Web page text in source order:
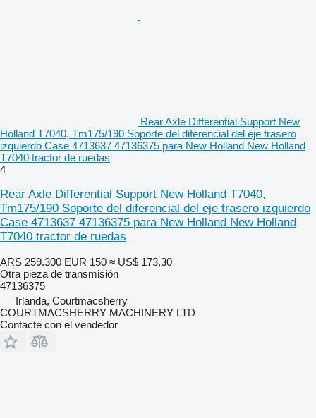
Rear Axle Differential Support New
Holland T7040, Tm175/190 Soporte del diferencial del eje trasero
izquierdo Case 4713637 47136375 para New Holland New Holland
T7040 tractor de ruedas
4
Rear Axle Differential Support New Holland T7040,
Tm175/190 Soporte del diferencial del eje trasero izquierdo
Case 4713637 47136375 para New Holland New Holland
T7040 tractor de ruedas
ARS 259.300 EUR 150 ≈ US$ 173,30
Otra pieza de transmisión
47136375
Irlanda, Courtmacsherry
COURTMACSHERRY MACHINERY LTD
Contacte con el vendedor